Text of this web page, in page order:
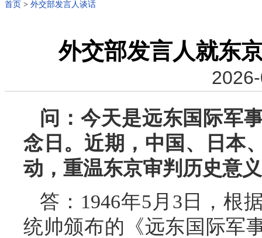
首页 > 外交部发言人谈话
外交部发言人就东
问：今天是远东国际军
念日。近期，中国、日本
动，重温东京审判历史意
答：1946年5月3日，根
统帅颁布的《远东国际军